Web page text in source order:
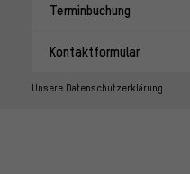
Terminbuchung
Kontaktformular
Unsere Datenschutzerklärung